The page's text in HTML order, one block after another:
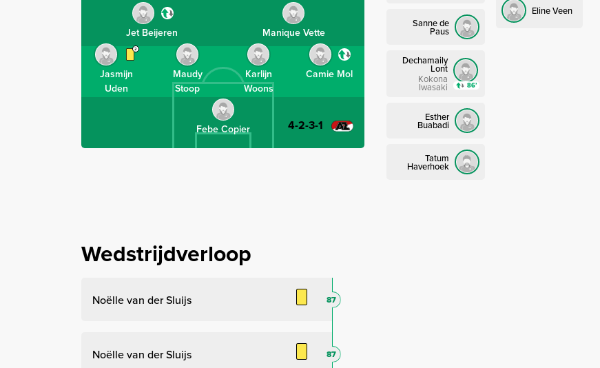
Febe Copier
Camie Mol
Karlijn
Woons
Maudy
Stoop
2
Jasmijn
Uden
Manique Vette
Jet Beijeren
4-2-3-1
Sanne de
Paus
Dechamaily
Lont
Kokona
Iwasaki 86’
Esther
Buabadi
Tatum
Haverhoek
Eline Veen
Wedstrijdverloop
Noëlle van der Sluijs 87
Noëlle van der Sluijs 87